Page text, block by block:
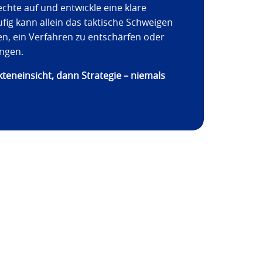
auf und entwickle eine klare
kann allein das taktische Schweigen
ein Verfahren zu entschärfen oder
dann Strategie – niemals